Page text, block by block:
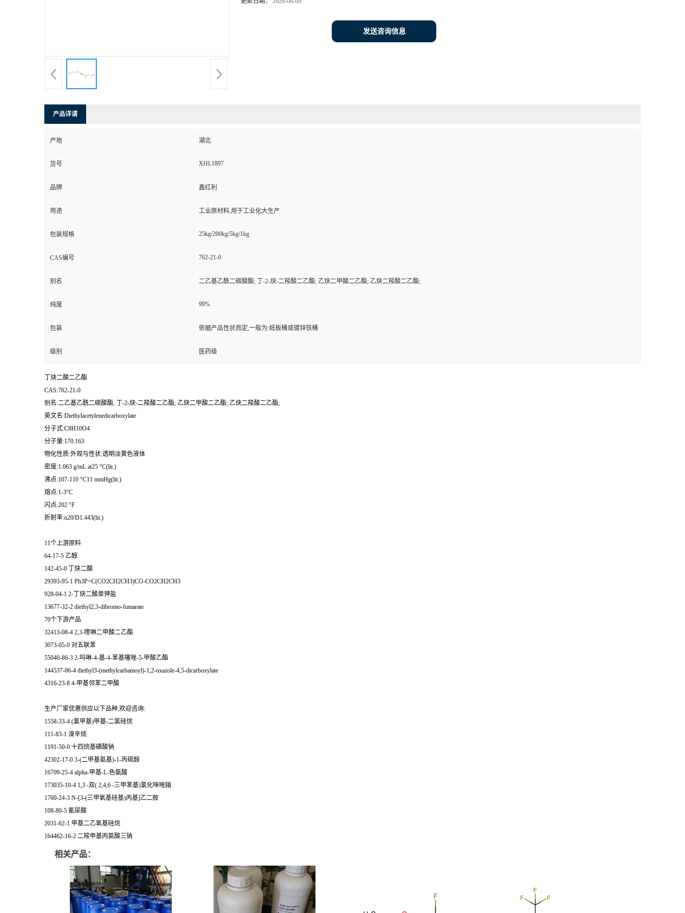
发送咨询信息
产品详请
产地 湖北
货号 XHL1897
品牌 鑫红利
用途 工业原材料,用于工业化大生产
包装规格 25kg/200kg/5kg/1kg
CAS编号 762-21-0
别名 二乙基乙酰二碳酸酯; 丁-2-炔-二羧酸二乙酯; 乙炔二甲酸二乙酯; 乙炔二羧酸二乙酯;
纯度 99%
包装 依据产品性状而定,一般为:纸板桶或镀锌铁桶
级别 医药级
丁炔二酸二乙酯
CAS:762-21-0
别名:二乙基乙酰二碳酸酯; 丁-2-炔-二羧酸二乙酯; 乙炔二甲酸二乙酯; 乙炔二羧酸二乙酯;
英文名:Diethylacetylenedicarboxylate
分子式:C8H10O4
分子量:170.163
物化性质:外观与性状:透明淡黄色液体
密度:1.063 g/mL at25 °C(lit.)
沸点:107-110 °C11 mmHg(lit.)
熔点:1-3°C
闪点:202 °F
折射率:n20/D1.443(lit.)
11个上游原料
64-17-5 乙醇
142-45-0 丁炔二酸
29393-95-1 Ph3P=C(CO2CH2CH3)CO-CO2CH2CH3
928-04-1 2-丁炔二酸单钾盐
13677-32-2 diethyl2,3-dibromo-fumarate
70个下游产品
32413-08-4 2,3-喹啉二甲酸二乙酯
3073-05-0 对五联苯
55040-86-3 2-吗啉-4-基-4-苯基噻唑-5-甲酸乙酯
144537-06-4 diethyl3-(methylcarbamoyl)-1,2-oxazole-4,5-dicarboxylate
4316-23-8 4-甲基邻苯二甲酸
生产厂家优惠供应以下品种,欢迎咨询:
1558-33-4 (氯甲基)甲基-二氯硅烷
111-83-1 溴辛烷
1191-50-0 十四烷基磺酸钠
42302-17-0 3-(二甲基氨基)-1-丙硫醇
16709-25-4 alpha-甲基-L-色氨酸
173035-10-4 1,3 -双( 2,4,6 -三甲苯基)氯化咪唑鎓
1760-24-3 N-[3-(三甲氧基硅基)丙基]乙二胺
108-80-5 氰尿酸
2031-62-1 甲基二乙氧基硅烷
164462-16-2 二羧甲基丙氨酸三钠
相关产品：